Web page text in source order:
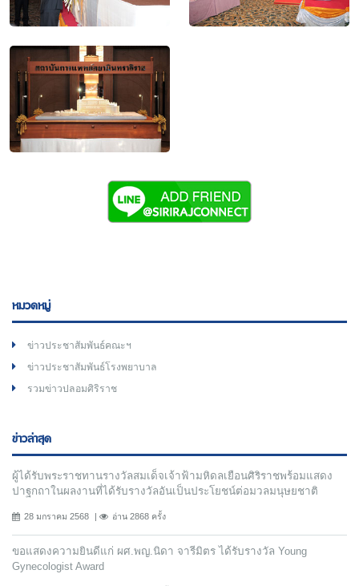
หมวดหมู่
ข่าวประชาสัมพันธ์คณะฯ
ข่าวประชาสัมพันธ์โรงพยาบาล
รวมข่าวปลอมศิริราช
ข่าวล่าสุด
ผู้ได้รับพระราชทานรางวัลสมเด็จเจ้าฟ้ามหิดลเยือนศิริราชพร้อมแสดง
ปาฐกถาในผลงานที่ได้รับรางวัลอันเป็นประโยชน์ต่อมวลมนุษยชาติ
28 มกราคม 2568 อ่าน 2868 ครั้ง
ขอแสดงความยินดีแก่ ผศ.พญ.นิดา จารีมิตร ได้รับรางวัล Young
Gynecologist Award